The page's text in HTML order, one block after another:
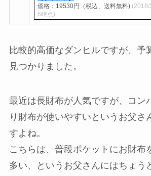
価格：19530円（税込、送料無料) (2018/
6時点)
比較的高価なダンヒルですが、予
見つかりました。
最近は長財布が人気ですが、コン
り財布が使いやすいというお父さ
すよね。
こちらは、普段ポケットにお財布
多い、というお父さんにはちょう